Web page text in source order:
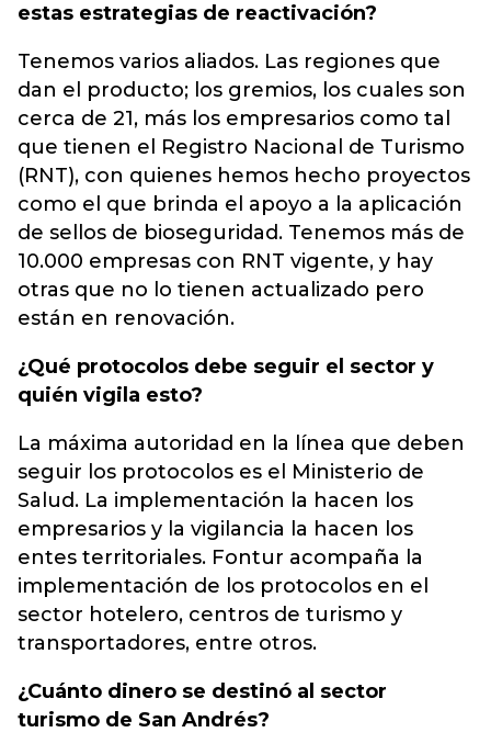
estas estrategias de reactivación?
Tenemos varios aliados. Las regiones que
dan el producto; los gremios, los cuales son
cerca de 21, más los empresarios como tal
que tienen el Registro Nacional de Turismo
(RNT), con quienes hemos hecho proyectos
como el que brinda el apoyo a la aplicación
de sellos de bioseguridad. Tenemos más de
10.000 empresas con RNT vigente, y hay
otras que no lo tienen actualizado pero
están en renovación.
¿Qué protocolos debe seguir el sector y
quién vigila esto?
La máxima autoridad en la línea que deben
seguir los protocolos es el Ministerio de
Salud. La implementación la hacen los
empresarios y la vigilancia la hacen los
entes territoriales. Fontur acompaña la
implementación de los protocolos en el
sector hotelero, centros de turismo y
transportadores, entre otros.
¿Cuánto dinero se destinó al sector
turismo de San Andrés?